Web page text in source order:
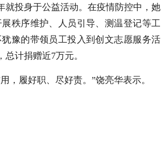
就投身于公益活动。在疫情防控中，她
秩序维护、人员引导、测温登记等工
豫的带领员工投入到创文志愿服务活
计捐赠近7万元。
，履好职、尽好责。”饶亮华表示。